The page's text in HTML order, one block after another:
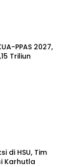
PPAS 2027,
Triliun
di HSU, Tim
Karhutla